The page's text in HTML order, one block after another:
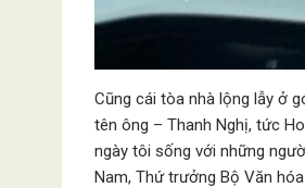
Cũng cái tòa nhà lộng lẫy ở
tên ông – Thanh Nghị, tức
ngày tôi sống với những
Nam, Thứ trưởng Bộ Văn